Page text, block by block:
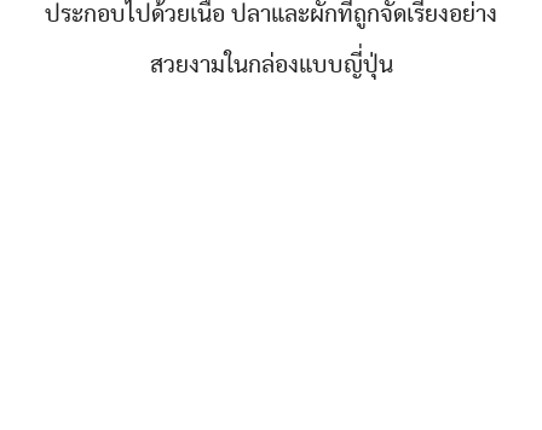
ประกอบไปด้วยเนื้อ ปลาและผักที่ถูกจัดเรียงอย่าง
สวยงามในกล่องแบบญี่ปุ่น